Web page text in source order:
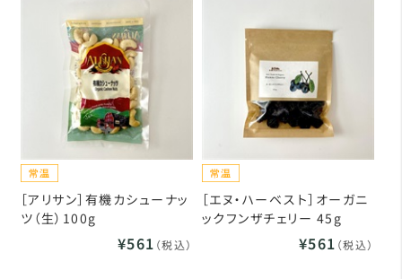
［アリサン］有機カシューナッ
ツ（生）100g
¥561 （税込）
［エヌ・ハーベスト］オーガニ
ックフンザチェリー 45g
¥561 （税込）